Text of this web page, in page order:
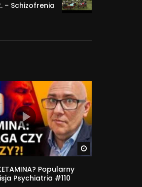
– Schizofrenia
Popularny
Psychiatria #110